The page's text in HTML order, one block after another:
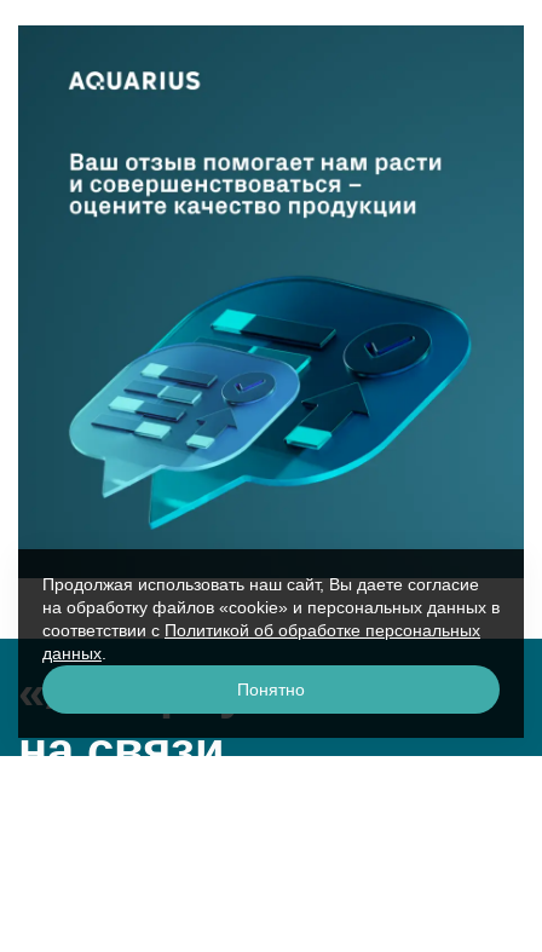
«Аквариус»
на связи
Продолжая использовать наш сайт, Вы даете согласие
на обработку файлов «cookie» и персональных данных в
соответствии с Политикой об обработке персональных
данных
Понятно